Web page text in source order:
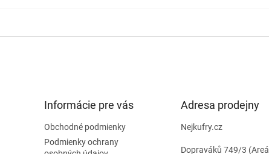
Informácie pre vás
Obchodné podmienky
Podmienky ochrany
Adresa prodejny
Nejkufry.cz
Dopraváků 749/3 (Areál